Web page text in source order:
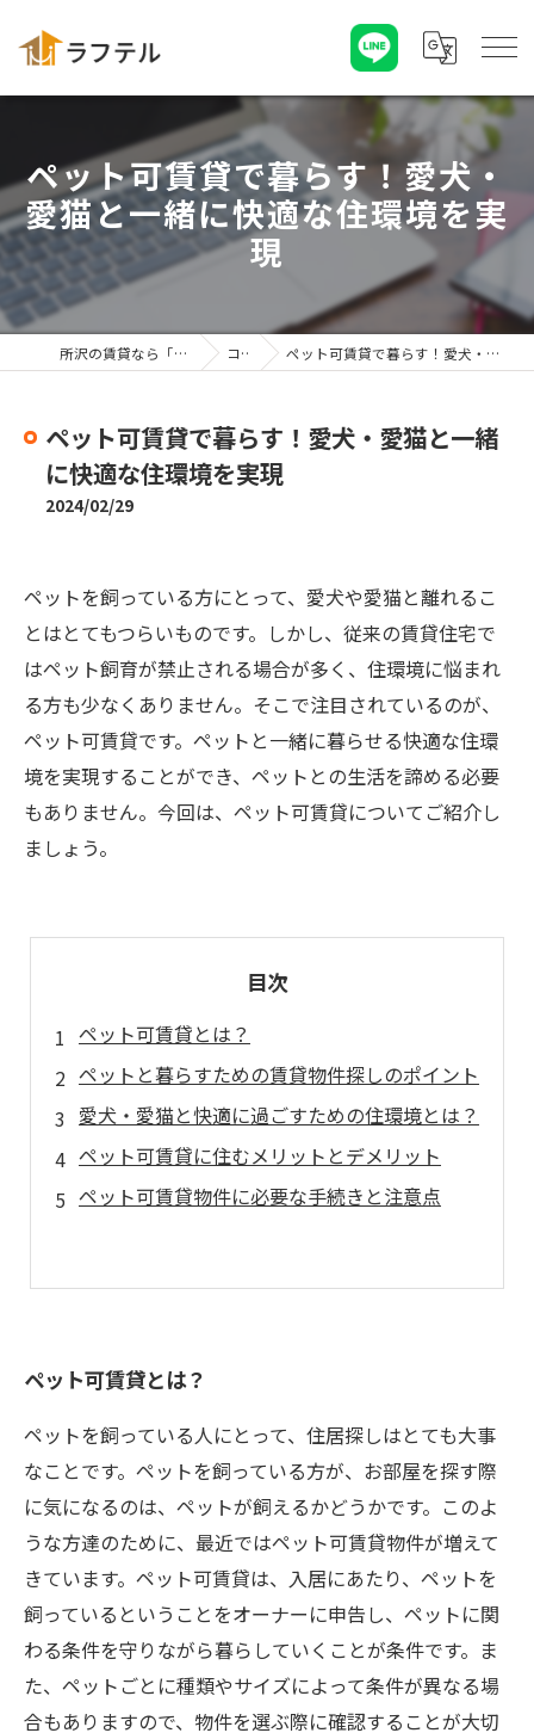
ペット可賃貸で暮らす！愛犬・
愛猫と一緒に快適な住環境を実
現
所沢の賃貸なら「株式会社ラフテル」 コラム ペット可賃貸で暮らす！愛犬・愛猫と一緒に快適な住環境を実現
ペット可賃貸で暮らす！愛犬・愛猫と一緒
に快適な住環境を実現
2024/02/29
ペットを飼っている方にとって、愛犬や愛猫と離れるこ
とはとてもつらいものです。しかし、従来の賃貸住宅で
はペット飼育が禁止される場合が多く、住環境に悩まれ
る方も少なくありません。そこで注目されているのが、
ペット可賃貸です。ペットと一緒に暮らせる快適な住環
境を実現することができ、ペットとの生活を諦める必要
もありません。今回は、ペット可賃貸についてご紹介し
ましょう。
目次
ペット可賃貸とは？
ペットと暮らすための賃貸物件探しのポイント
愛犬・愛猫と快適に過ごすための住環境とは？
ペット可賃貸に住むメリットとデメリット
ペット可賃貸物件に必要な手続きと注意点
ペット可賃貸とは？
ペットを飼っている人にとって、住居探しはとても大事
なことです。ペットを飼っている方が、お部屋を探す際
に気になるのは、ペットが飼えるかどうかです。このよ
うな方達のために、最近ではペット可賃貸物件が増えて
きています。ペット可賃貸は、入居にあたり、ペットを
飼っているということをオーナーに申告し、ペットに関
わる条件を守りながら暮らしていくことが条件です。ま
た、ペットごとに種類やサイズによって条件が異なる場
合もありますので、物件を選ぶ際に確認することが大切